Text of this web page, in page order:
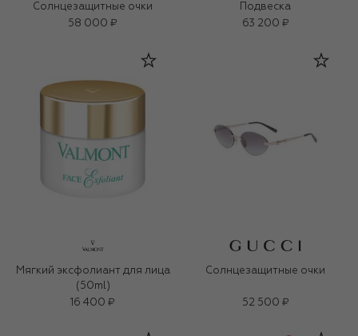
Солнцезащитные очки
58 000 ₽
Подвеска
63 200 ₽
Мягкий эксфолиант для лица
(50ml)
16 400 ₽
Солнцезащитные очки
52 500 ₽